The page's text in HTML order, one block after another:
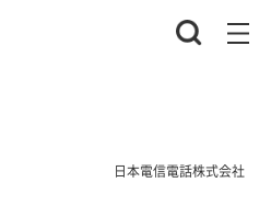
日本電信電話株式会社